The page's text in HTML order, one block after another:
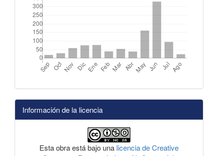
Información de la licencia
Esta obra está bajo una licencia de Creative